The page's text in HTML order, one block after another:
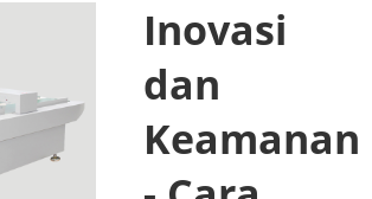
Inovasi
dan
Keamanan